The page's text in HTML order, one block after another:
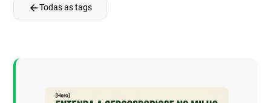
arrow_backTodas as tags